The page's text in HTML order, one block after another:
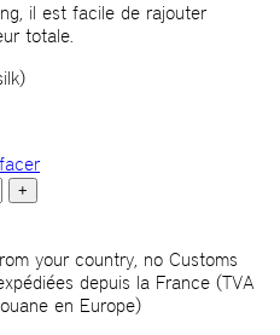
il est facile de rajouter
totale.
your country, no Customs
depuis la France (TVA
en Europe)